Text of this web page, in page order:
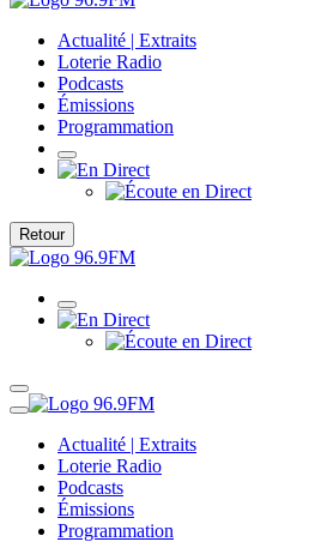
Actualité | Extraits
Loterie Radio
Podcasts
Émissions
Programmation
Retour
Actualité | Extraits
Loterie Radio
Podcasts
Émissions
Programmation